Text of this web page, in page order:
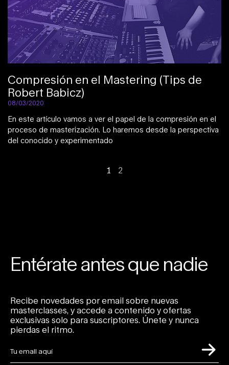
Compresión en el Mastering (Tips de
Robert Babicz)
08/03/2020
En este artículo vamos a ver el papel de la compresión en el
proceso de masterización. Lo haremos desde la perspectiva
del conocido y experimentado
1 2
Entérate antes que nadie
Recibe novedades por email sobre nuevas
masterclasses, y accede a contenido y ofertas
exclusivas solo para suscriptores. Únete y nunca
pierdas el ritmo.